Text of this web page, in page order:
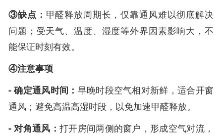
③缺点： 甲醛释放周期长，仅靠通风难以彻底解决
问题；受天气、温度、湿度等外界因素影响大，不
能保证时刻有效。
④注意事项
- 确定通风时间： 早晚时段空气相对新鲜，适合开窗
通风；避免高温高湿时段，以免加速甲醛释放。
- 对角通风： 打开房间两侧的窗户，形成空气对流，